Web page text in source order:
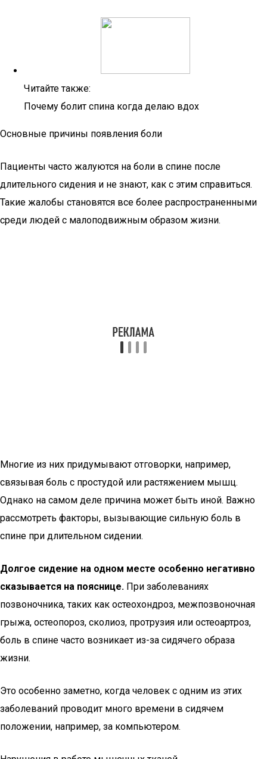
Читайте также:
Почему болит спина когда делаю вдох
Основные причины появления боли
Пациенты часто жалуются на боли в спине после
длительного сидения и не знают, как с этим справиться.
Такие жалобы становятся все более распространенными
среди людей с малоподвижным образом жизни.
Многие из них придумывают отговорки, например,
связывая боль с простудой или растяжением мышц.
Однако на самом деле причина может быть иной. Важно
рассмотреть факторы, вызывающие сильную боль в
спине при длительном сидении.
Долгое сидение на одном месте особенно негативно
сказывается на пояснице. При заболеваниях
позвоночника, таких как остеохондроз, межпозвоночная
грыжа, остеопороз, сколиоз, протрузия или остеоартроз,
боль в спине часто возникает из-за сидячего образа
жизни.
Это особенно заметно, когда человек с одним из этих
заболеваний проводит много времени в сидячем
положении, например, за компьютером.